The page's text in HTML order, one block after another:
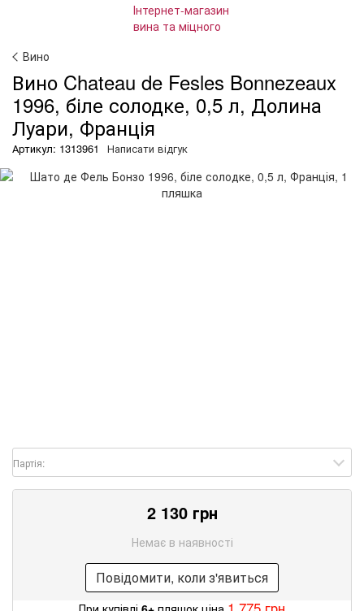
Вино
Вино Chateau de Fesles Bonnezeaux
1996, біле солодке, 0,5 л, Долина
Луари, Франція
Артикул: 1313961 Написати відгук
Партія:
2 130 грн
Немає в наявності
Повідомити, коли з'явиться